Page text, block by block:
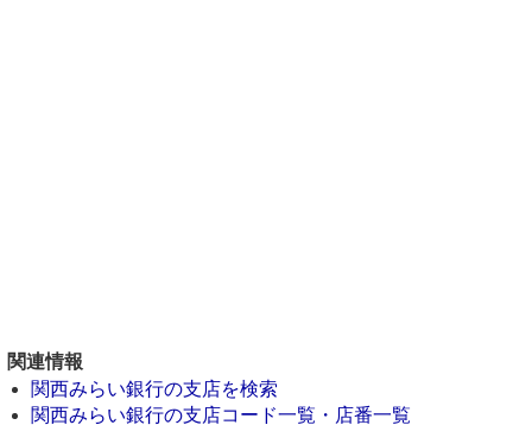
関連情報
関西みらい銀行の支店を検索
関西みらい銀行の支店コード一覧・店番一覧